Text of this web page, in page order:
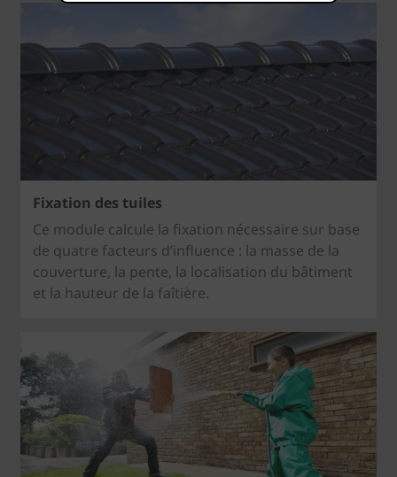
Fixation des tuiles
Ce module calcule la fixation nécessaire sur base
de quatre facteurs d’influence : la masse de la
couverture, la pente, la localisation du bâtiment
et la hauteur de la faîtière.